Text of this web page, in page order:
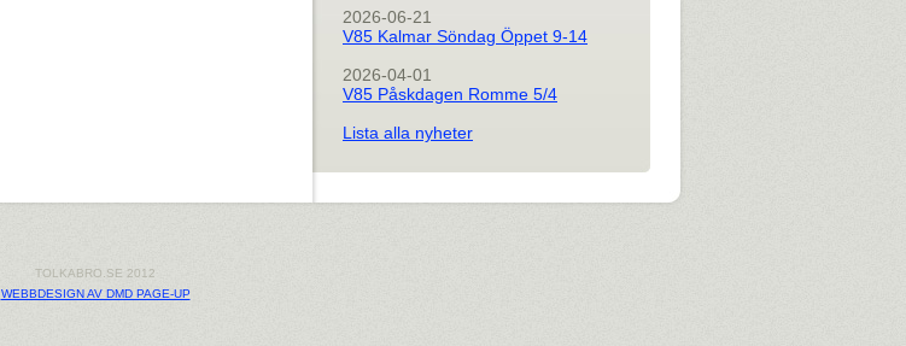
2026-06-21
V85 Kalmar Söndag Öppet 9-14
2026-04-01
V85 Påskdagen Romme 5/4
Lista alla nyheter
TOLKABRO.SE 2012
WEBBDESIGN AV DMD PAGE-UP